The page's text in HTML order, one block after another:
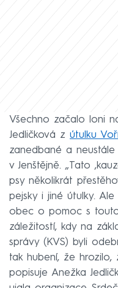
Všechno začalo loni
Jedličková z útulku
zanedbané a
v Jenštějně. „Tato
psy několikrát
pejsky i jiné útulky.
obec o pomoc s
záležitostí, kdy na
správy (KVS) byli
tak hubení, že hrozilo,
popisuje Anežka